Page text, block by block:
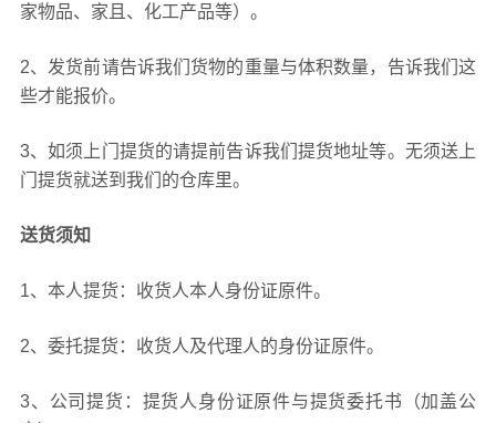
家物品、家且、化工产品等）。
2、发货前请告诉我们货物的重量与体积数量，告诉我们这
些才能报价。
3、如须上门提货的请提前告诉我们提货地址等。无须送上
门提货就送到我们的仓库里。
送货须知
1、本人提货：收货人本人身份证原件。
2、委托提货：收货人及代理人的身份证原件。
3、公司提货：提货人身份证原件与提货委托书（加盖公